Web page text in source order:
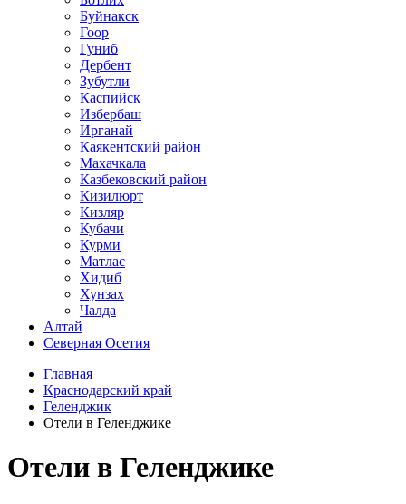
Буйнакск
Гоор
Гуниб
Дербент
Зубутли
Каспийск
Избербаш
Ирганай
Каякентский район
Махачкала
Казбековский район
Кизилюрт
Кизляр
Кубачи
Курми
Матлас
Хидиб
Хунзах
Чалда
Алтай
Северная Осетия
Главная
Краснодарский край
Геленджик
Отели в Геленджике
Отели в Геленджике